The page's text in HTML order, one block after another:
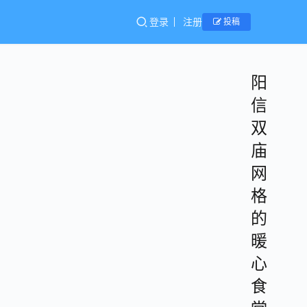
登录 注册 投稿
阳
信
双
庙
网
格
的
暖
心
食